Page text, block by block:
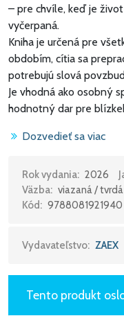
– pre chvíle, keď je
vyčerpaná.
Kniha je určená pre
obdobím, cítia sa
potrebujú slová
Je vhodná ako osobný
hodnotný dar pre
Táto kniha je pre ženy
- prechádzajú ťažkým
starosti)
- večer zaspávajú
Je ideálna pre:
• ženy v strese a tlaku
• ľudí po kríze,
• každého, kto už má
Dozvedieť sa viac
Rok vydania: 2026
Väzba: viazaná /
Kód: 9788081921940
Vydavateľstvo: ZAEX
Tento produkt